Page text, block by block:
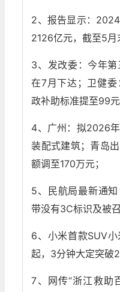
2、报告显示：
2126亿元，截至5月
3、发改委：今年
在7月下达；卫健
政补助标准提至99元
4、广州：拟2026
装配式建筑；青岛
额调至170万元；
5、民航局最新通
带没有3C标识及被
6、小米首款SUV
起，3分钟大定突破
7、网传“浙江救助